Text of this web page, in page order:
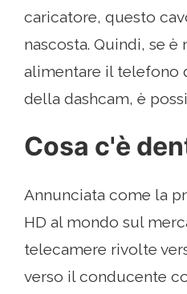
caricatore, questo
nascosta. Quindi, se è
alimentare il telefono
della dashcam, è
Cosa c'è
Annunciata come la
HD al mondo sul
telecamere rivolte
verso il conducente